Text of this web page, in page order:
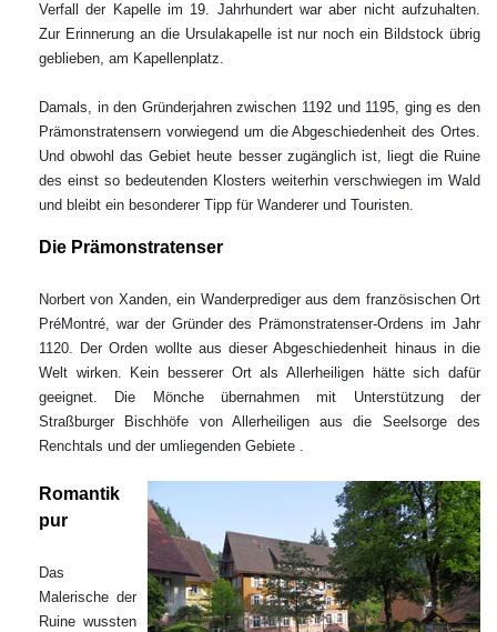
Verfall der Kapelle im 19. Jahrhundert war aber nicht aufzuhalten.
Zur Erinnerung an die Ursulakapelle ist nur noch ein Bildstock übrig
geblieben, am Kapellenplatz.
Damals, in den Gründerjahren zwischen 1192 und 1195, ging es den
Prämonstratensern vorwiegend um die Abgeschiedenheit des Ortes.
Und obwohl das Gebiet heute besser zugänglich ist, liegt die Ruine
des einst so bedeutenden Klosters weiterhin verschwiegen im Wald
und bleibt ein besonderer Tipp für Wanderer und Touristen.
Die Prämonstratenser
Norbert von Xanden, ein Wanderprediger aus dem französischen Ort
PréMontré, war der Gründer des Prämonstratenser-Ordens im Jahr
1120. Der Orden wollte aus dieser Abgeschiedenheit hinaus in die
Welt wirken. Kein besserer Ort als Allerheiligen hätte sich dafür
geeignet. Die Mönche übernahmen mit Unterstützung der
Straßburger Bischhöfe von Allerheiligen aus die Seelsorge des
Renchtals und der umliegenden Gebiete .
Romantik
pur
Das
Malerische der
Ruine wussten